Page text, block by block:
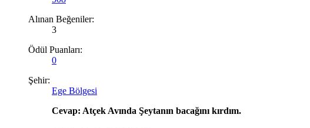
Alınan Beğeniler:
3
Ödül Puanları:
0
Şehir:
Ege Bölgesi
Cevap: Atçek Avında Şeytanın bacağını kırdım.